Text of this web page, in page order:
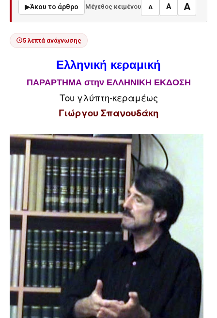
▶Άκου το άρθρο Μέγεθος κειμένου A A A
5 λεπτά ανάγνωσης
Ελληνική κεραμική
ΠΑΡΑΡΤΗΜΑ στην ΕΛΛΗΝΙΚΗ ΕΚΔΟΣΗ
Του γλύπτη-κεραμέως
Γιώργου Σπανουδάκη